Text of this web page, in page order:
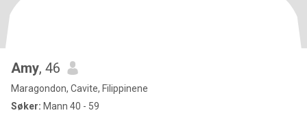
Amy, 46
Maragondon, Cavite, Filippinene
Søker: Mann 40 - 59